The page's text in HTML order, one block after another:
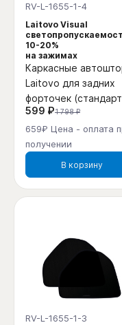
RV-L-1655-1-4
Laitovo Visual
10-20%
на зажимах
Каркасные
Laitovo для задних
форточек
599 ₽1 798 ₽
659₽ Цена - оплата
получении
В корзину
RV-L-1655-1-3